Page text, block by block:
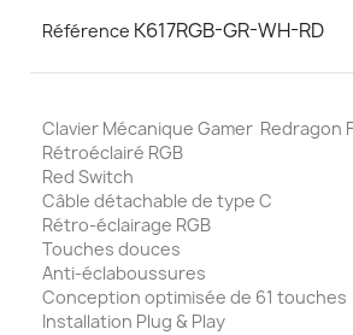
Référence K617RGB-GR-WH-RD
Clavier Mécanique Gamer Redragon
Rétroéclairé RGB
Red Switch
Câble détachable de type C
Rétro-éclairage RGB
Touches douces
Anti-éclaboussures
Conception optimisée de 61 touches
Installation Plug & Play